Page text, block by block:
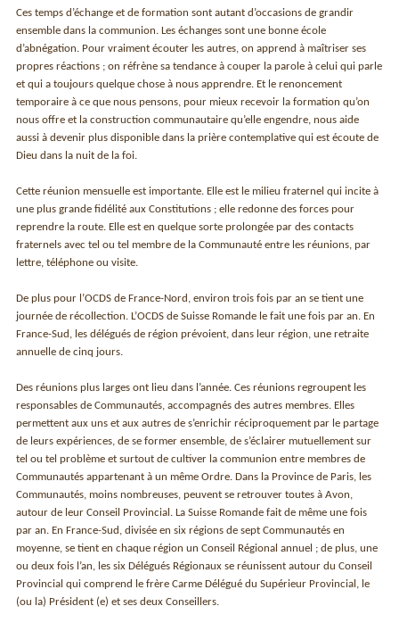
Ces temps d’échange et de formation sont autant d’occasions de grandir
ensemble dans la communion. Les échanges sont une bonne école
d’abnégation. Pour vraiment écouter les autres, on apprend à maîtriser ses
propres réactions ; on réfrène sa tendance à couper la parole à celui qui parle
et qui a toujours quelque chose à nous apprendre. Et le renoncement
temporaire à ce que nous pensons, pour mieux recevoir la formation qu’on
nous offre et la construction communautaire qu’elle engendre, nous aide
aussi à devenir plus disponible dans la prière contemplative qui est écoute de
Dieu dans la nuit de la foi.
Cette réunion mensuelle est importante. Elle est le milieu fraternel qui incite à
une plus grande fidélité aux Constitutions ; elle redonne des forces pour
reprendre la route. Elle est en quelque sorte prolongée par des contacts
fraternels avec tel ou tel membre de la Communauté entre les réunions, par
lettre, téléphone ou visite.
De plus pour l’OCDS de France-Nord, environ trois fois par an se tient une
journée de récollection. L’OCDS de Suisse Romande le fait une fois par an. En
France-Sud, les délégués de région prévoient, dans leur région, une retraite
annuelle de cinq jours.
Des réunions plus larges ont lieu dans l’année. Ces réunions regroupent les
responsables de Communautés, accompagnés des autres membres. Elles
permettent aux uns et aux autres de s’enrichir réciproquement par le partage
de leurs expériences, de se former ensemble, de s’éclairer mutuellement sur
tel ou tel problème et surtout de cultiver la communion entre membres de
Communautés appartenant à un même Ordre. Dans la Province de Paris, les
Communautés, moins nombreuses, peuvent se retrouver toutes à Avon,
autour de leur Conseil Provincial. La Suisse Romande fait de même une fois
par an. En France-Sud, divisée en six régions de sept Communautés en
moyenne, se tient en chaque région un Conseil Régional annuel ; de plus, une
ou deux fois l’an, les six Délégués Régionaux se réunissent autour du Conseil
Provincial qui comprend le frère Carme Délégué du Supérieur Provincial, le
(ou la) Président (e) et ses deux Conseillers.